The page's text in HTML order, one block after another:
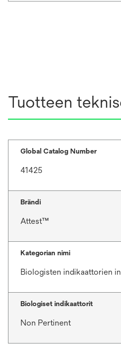
Tuotteen
Global Catalog Number
41425
Brändi
Attest™
Kategorian nimi
Biologisten indikaattorien
Biologiset indikaattorit
Non Pertinent